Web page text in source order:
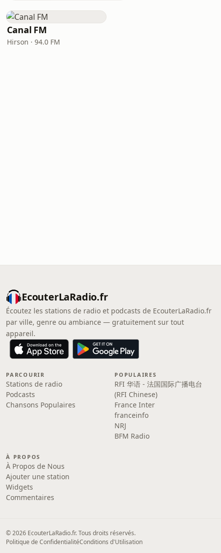
Canal FM
Hirson · 94.0 FM
EcouterLaRadio.fr
Écoutez les stations de radio et podcasts de EcouterLaRadio.fr
par ville, genre ou ambiance — gratuitement sur tout
appareil.
PARCOURIR
Stations de radio
Podcasts
Chansons Populaires
POPULAIRES
RFI 华语 - 法国国际广播电台
(RFI Chinese)
France Inter
franceinfo
NRJ
BFM Radio
À PROPOS
À Propos de Nous
Ajouter une station
Widgets
Commentaires
© 2026 EcouterLaRadio.fr. Tous droits réservés.
Politique de ConfidentialitéConditions d'Utilisation